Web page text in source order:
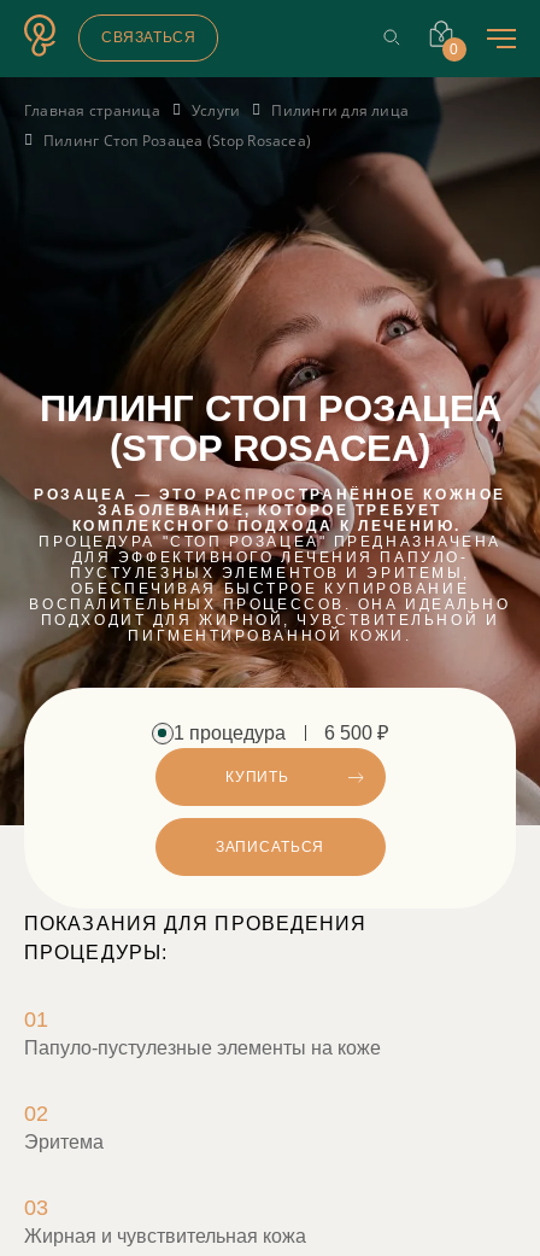
СВЯЗАТЬСЯ
0
Главная страница Услуги
Пилинги для лица
Пилинг Стоп Розацеа (Stop Rosacea)
ПИЛИНГ СТОП РОЗАЦЕА
(STOP ROSACEA)
РОЗАЦЕА — ЭТО РАСПРОСТРАНЁННОЕ КОЖНОЕ
ЗАБОЛЕВАНИЕ, КОТОРОЕ ТРЕБУЕТ
КОМПЛЕКСНОГО ПОДХОДА К ЛЕЧЕНИЮ.
ПРОЦЕДУРА "СТОП РОЗАЦЕА" ПРЕДНАЗНАЧЕНА
ДЛЯ ЭФФЕКТИВНОГО ЛЕЧЕНИЯ ПАПУЛО-
ПУСТУЛЕЗНЫХ ЭЛЕМЕНТОВ И ЭРИТЕМЫ,
ОБЕСПЕЧИВАЯ БЫСТРОЕ КУПИРОВАНИЕ
ВОСПАЛИТЕЛЬНЫХ ПРОЦЕССОВ. ОНА ИДЕАЛЬНО
ПОДХОДИТ ДЛЯ ЖИРНОЙ, ЧУВСТВИТЕЛЬНОЙ И
ПИГМЕНТИРОВАННОЙ КОЖИ.
1 процедура 6 500 ₽
КУПИТЬ
ЗАПИСАТЬСЯ
ПОКАЗАНИЯ ДЛЯ ПРОВЕДЕНИЯ
ПРОЦЕДУРЫ:
01
Папуло-пустулезные элементы на коже
02
Эритема
03
Жирная и чувствительная кожа